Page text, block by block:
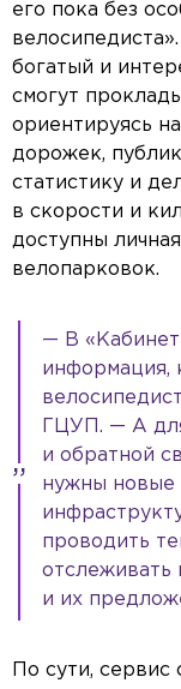
его пока без
богатый и
смогут
ориентируясь
дорожек,
статистику и
в скорости и
доступны
велопарковок.
— В
информация,
ГЦУП. — А
и обратной
нужны новые
проводить
отслеживать
и их
По сути, сервис